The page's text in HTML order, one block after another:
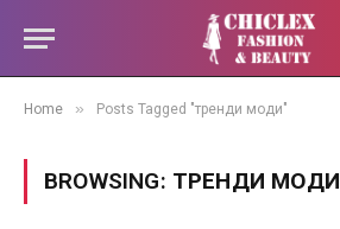
Home » Posts Tagged "тренди моди"
BROWSING: ТРЕНДИ МОДИ